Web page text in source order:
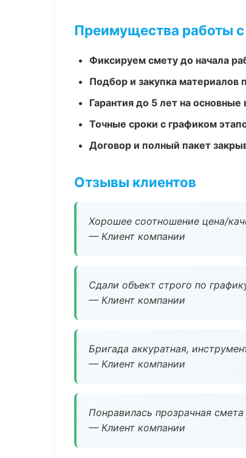
Преимущества работы
Фиксируем смету до начала
Подбор и закупка материалов
Гарантия до 5 лет на
Точные сроки с графиком
Договор и полный пакет
Отзывы клиентов
Хорошее соотношение цена/
— Клиент компании
Сдали объект строго по
— Клиент компании
Бригада аккуратная,
— Клиент компании
Понравилась прозрачная
— Клиент компании